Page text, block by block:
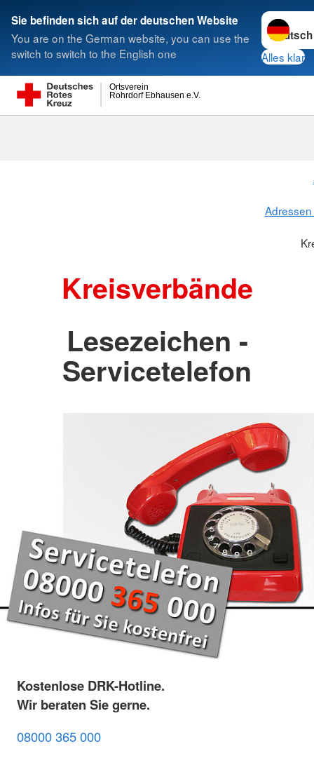
Sie befinden sich auf der deutschen Website
You are on the German website, you can use the
switch to switch to the English one
Sprache
Alles klar
Rohrdorf Ebhausen e.V.
Ortsverein
Suche
Kreisverbände
Lesezeichen -
Servicetelefon
Kostenlose DRK-Hotline.
Wir beraten Sie gerne.
08000 365 000